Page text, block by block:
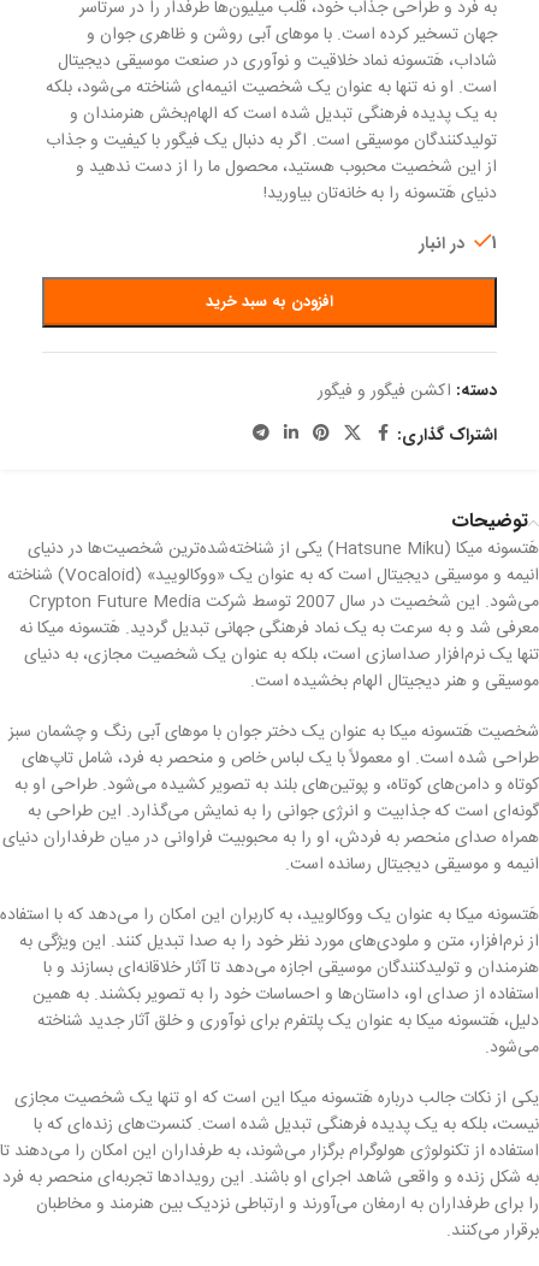
به فرد و طراحی جذاب خود، قلب میلیون‌ها طرفدار را در سرتاسر
جهان تسخیر کرده است. با موهای آبی روشن و ظاهری جوان و
شاداب، هَتسونه نماد خلاقیت و نوآوری در صنعت موسیقی دیجیتال
است. او نه تنها به عنوان یک شخصیت انیمه‌ای شناخته می‌شود، بلکه
به یک پدیده فرهنگی تبدیل شده است که الهام‌بخش هنرمندان و
تولیدکنندگان موسیقی است. اگر به دنبال یک فیگور با کیفیت و جذاب
از این شخصیت محبوب هستید، محصول ما را از دست ندهید و
دنیای هَتسونه را به خانه‌تان بیاورید!
1 در انبار
افزودن به سبد خرید
دسته: اکشن فیگور و فیگور
اشتراک گذاری:
توضیحات
هَتسونه میکا (Hatsune Miku) یکی از شناخته‌شده‌ترین شخصیت‌ها در دنیای
انیمه و موسیقی دیجیتال است که به عنوان یک «ووکالویید» (Vocaloid) شناخته
می‌شود. این شخصیت در سال 2007 توسط شرکت Crypton Future Media
معرفی شد و به سرعت به یک نماد فرهنگی جهانی تبدیل گردید. هَتسونه میکا نه
تنها یک نرم‌افزار صداسازی است، بلکه به عنوان یک شخصیت مجازی، به دنیای
موسیقی و هنر دیجیتال الهام بخشیده است.
شخصیت هَتسونه میکا به عنوان یک دختر جوان با موهای آبی رنگ و چشمان سبز
طراحی شده است. او معمولاً با یک لباس خاص و منحصر به فرد، شامل تاپ‌های
کوتاه و دامن‌های کوتاه، و پوتین‌های بلند به تصویر کشیده می‌شود. طراحی او به
گونه‌ای است که جذابیت و انرژی جوانی را به نمایش می‌گذارد. این طراحی به
همراه صدای منحصر به فردش، او را به محبوبیت فراوانی در میان طرفداران دنیای
انیمه و موسیقی دیجیتال رسانده است.
هَتسونه میکا به عنوان یک ووکالویید، به کاربران این امکان را می‌دهد که با استفاده
از نرم‌افزار، متن و ملودی‌های مورد نظر خود را به صدا تبدیل کنند. این ویژگی به
هنرمندان و تولیدکنندگان موسیقی اجازه می‌دهد تا آثار خلاقانه‌ای بسازند و با
استفاده از صدای او، داستان‌ها و احساسات خود را به تصویر بکشند. به همین
دلیل، هَتسونه میکا به عنوان یک پلتفرم برای نوآوری و خلق آثار جدید شناخته
می‌شود.
یکی از نکات جالب درباره هَتسونه میکا این است که او تنها یک شخصیت مجازی
نیست، بلکه به یک پدیده فرهنگی تبدیل شده است. کنسرت‌های زنده‌ای که با
استفاده از تکنولوژی هولوگرام برگزار می‌شوند، به طرفداران این امکان را می‌دهند تا
به شکل زنده و واقعی شاهد اجرای او باشند. این رویدادها تجربه‌ای منحصر به فرد
را برای طرفداران به ارمغان می‌آورند و ارتباطی نزدیک بین هنرمند و مخاطبان
برقرار می‌کنند.